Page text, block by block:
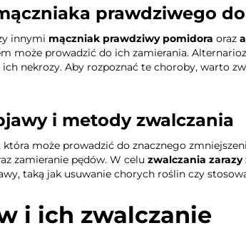
prawdziwego
innymi mączniak prawdziwy pomidora oraz
może prowadzić do ich zamierania.
nekrozy. Aby rozpoznać te choroby, warto
i metody zwalczania
może prowadzić do znacznego
zamieranie pędów. W celuzwalczania
taką jak usuwanie chorych roślin czy
i ich zwalczanie